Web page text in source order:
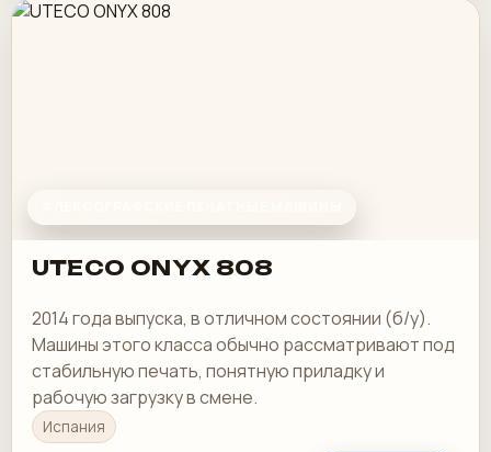
UTECO ONYX 808
2014 года выпуска, в отличном состоянии (б/у).
Машины этого класса обычно рассматривают под
стабильную печать, понятную приладку и
рабочую загрузку в смене.
Испания